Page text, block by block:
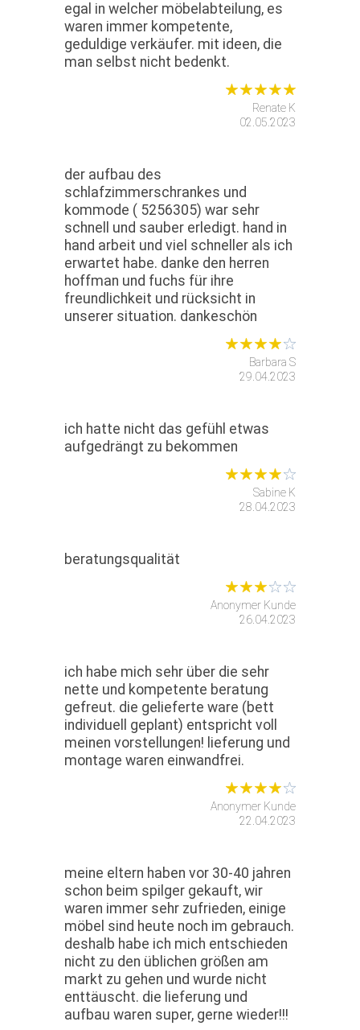
egal in welcher möbelabteilung, es
waren immer kompetente,
geduldige verkäufer. mit ideen, die
man selbst nicht bedenkt.
Renate K
02.05.2023
der aufbau des
schlafzimmerschrankes und
kommode ( 5256305) war sehr
schnell und sauber erledigt. hand in
hand arbeit und viel schneller als ich
erwartet habe. danke den herren
hoffman und fuchs für ihre
freundlichkeit und rücksicht in
unserer situation. dankeschön
Barbara S
29.04.2023
ich hatte nicht das gefühl etwas
aufgedrängt zu bekommen
Sabine K
28.04.2023
beratungsqualität
Anonymer Kunde
26.04.2023
ich habe mich sehr über die sehr
nette und kompetente beratung
gefreut. die gelieferte ware (bett
individuell geplant) entspricht voll
meinen vorstellungen! lieferung und
montage waren einwandfrei.
Anonymer Kunde
22.04.2023
meine eltern haben vor 30-40 jahren
schon beim spilger gekauft, wir
waren immer sehr zufrieden, einige
möbel sind heute noch im gebrauch.
deshalb habe ich mich entschieden
nicht zu den üblichen größen am
markt zu gehen und wurde nicht
enttäuscht. die lieferung und
aufbau waren super, gerne wieder!!!